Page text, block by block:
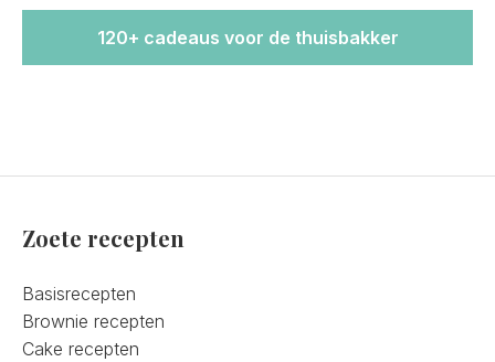
120+ cadeaus voor de thuisbakker
Zoete recepten
Basisrecepten
Brownie recepten
Cake recepten